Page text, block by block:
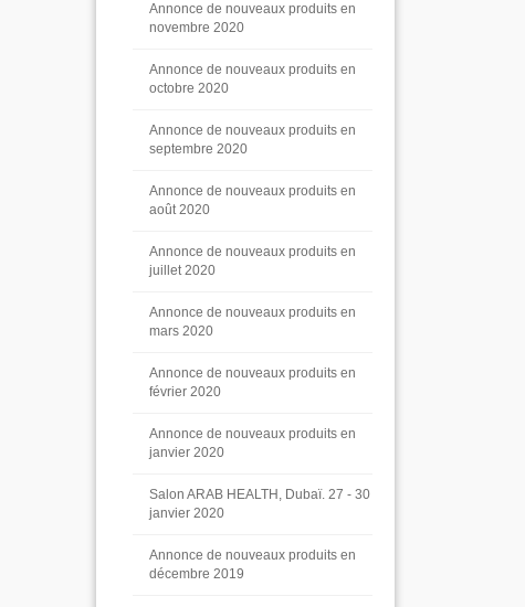
Annonce de nouveaux produits en
novembre 2020
Annonce de nouveaux produits en
octobre 2020
Annonce de nouveaux produits en
septembre 2020
Annonce de nouveaux produits en
août 2020
Annonce de nouveaux produits en
juillet 2020
Annonce de nouveaux produits en
mars 2020
Annonce de nouveaux produits en
février 2020
Annonce de nouveaux produits en
janvier 2020
Salon ARAB HEALTH, Dubaï. 27 - 30
janvier 2020
Annonce de nouveaux produits en
décembre 2019